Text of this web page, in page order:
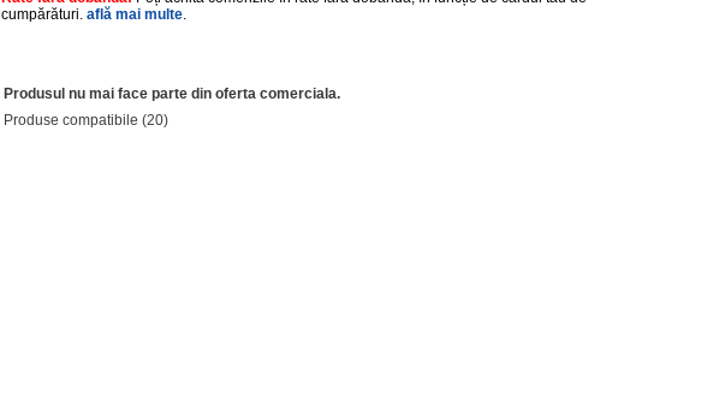
cumpărături. află mai multe.
Produsul nu mai face parte din oferta comerciala.
Produse compatibile (20)